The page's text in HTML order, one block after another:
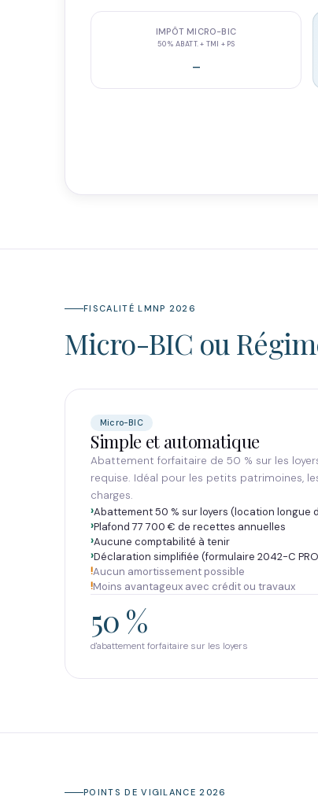
IMPÔT MICRO-BIC
50 % ABATT. + TMI + PS
-
FISCALITÉ LMNP 2026
Micro-BIC ou
Micro-BIC
Simple et automatique
Abattement forfaitaire de 50 % sur les
requise. Idéal pour les petits patrimoines,
charges.
Abattement 50 % sur loyers (location longue
Plafond 77 700 € de recettes annuelles
Aucune comptabilité à tenir
Déclaration simplifiée (formulaire 2042-C
Aucun amortissement possible
Moins avantageux avec crédit ou travaux
50 %
d'abattement forfaitaire sur les loyers
POINTS DE VIGILANCE 2026